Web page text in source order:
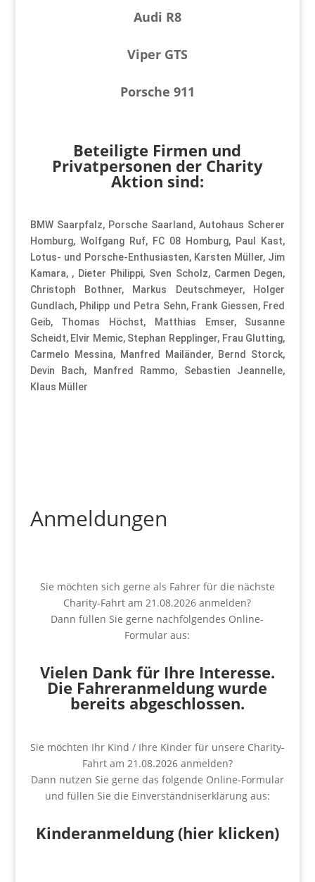
Audi R8
Viper GTS
Porsche 911
Beteiligte Firmen und
Privatpersonen der Charity
Aktion sind:
BMW Saarpfalz, Porsche Saarland, Autohaus Scherer
Homburg, Wolfgang Ruf, FC 08 Homburg, Paul Kast,
Lotus- und Porsche-Enthusiasten, Karsten Müller, Jim
Kamara, , Dieter Philippi, Sven Scholz, Carmen Degen,
Christoph Bothner, Markus Deutschmeyer, Holger
Gundlach, Philipp und Petra Sehn, Frank Giessen, Fred
Geib, Thomas Höchst, Matthias Emser, Susanne
Scheidt, Elvir Memic, Stephan Repplinger, Frau Glutting,
Carmelo Messina, Manfred Mailänder, Bernd Storck,
Devin Bach, Manfred Rammo, Sebastien Jeannelle,
Klaus Müller
Anmeldungen
Sie möchten sich gerne als Fahrer für die nächste
Charity-Fahrt am 21.08.2026 anmelden?
Dann füllen Sie gerne nachfolgendes Online-
Formular aus:
Vielen Dank für Ihre Interesse.
Die Fahreranmeldung wurde
bereits abgeschlossen.
Sie möchten Ihr Kind / Ihre Kinder für unsere Charity-
Fahrt am 21.08.2026 anmelden?
Dann nutzen Sie gerne das folgende Online-Formular
und füllen Sie die Einverständniserklärung aus:
Kinderanmeldung (hier klicken)